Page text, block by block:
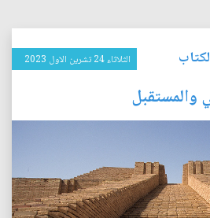
الثلاثاء 24 تشرين الاول 2023
والمستقبل